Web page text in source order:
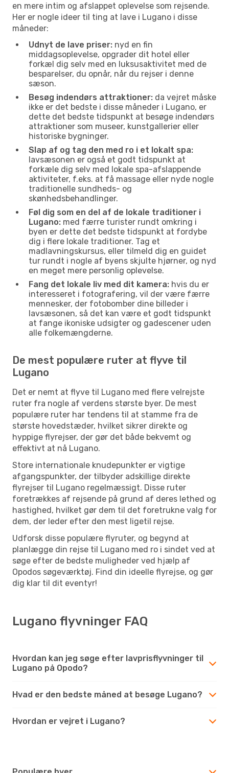
en mere intim og afslappet oplevelse som rejsende.
Her er nogle ideer til ting at lave i Lugano i disse
måneder:
Udnyt de lave priser: nyd en fin
middagsoplevelse, opgrader dit hotel eller
forkæl dig selv med en luksusaktivitet med de
besparelser, du opnår, når du rejser i denne
sæson.
Besøg indendørs attraktioner: da vejret måske
ikke er det bedste i disse måneder i Lugano, er
dette det bedste tidspunkt at besøge indendørs
attraktioner som museer, kunstgallerier eller
historiske bygninger.
Slap af og tag den med ro i et lokalt spa:
lavsæsonen er også et godt tidspunkt at
forkæle dig selv med lokale spa-afslappende
aktiviteter, f.eks. at få massage eller nyde nogle
traditionelle sundheds- og
skønhedsbehandlinger.
Føl dig som en del af de lokale traditioner i
Lugano: med færre turister rundt omkring i
byen er dette det bedste tidspunkt at fordybe
dig i flere lokale traditioner. Tag et
madlavningskursus, eller tilmeld dig en guidet
tur rundt i nogle af byens skjulte hjørner, og nyd
en meget mere personlig oplevelse.
Fang det lokale liv med dit kamera: hvis du er
interesseret i fotografering, vil der være færre
mennesker, der fotobomber dine billeder i
lavsæsonen, så det kan være et godt tidspunkt
at fange ikoniske udsigter og gadescener uden
alle folkemængderne.
De mest populære ruter at flyve til
Lugano
Det er nemt at flyve til Lugano med flere velrejste
ruter fra nogle af verdens største byer. De mest
populære ruter har tendens til at stamme fra de
største hovedstæder, hvilket sikrer direkte og
hyppige flyrejser, der gør det både bekvemt og
effektivt at nå Lugano.
Store internationale knudepunkter er vigtige
afgangspunkter, der tilbyder adskillige direkte
flyrejser til Lugano regelmæssigt. Disse ruter
foretrækkes af rejsende på grund af deres lethed og
hastighed, hvilket gør dem til det foretrukne valg for
dem, der leder efter den mest ligetil rejse.
Udforsk disse populære flyruter, og begynd at
planlægge din rejse til Lugano med ro i sindet ved at
søge efter de bedste muligheder ved hjælp af
Opodos søgeværktøj. Find din ideelle flyrejse, og gør
dig klar til dit eventyr!
Lugano flyvninger FAQ
Hvordan kan jeg søge efter lavprisflyvninger til
Lugano på Opodo?
Hvad er den bedste måned at besøge Lugano?
Hvordan er vejret i Lugano?